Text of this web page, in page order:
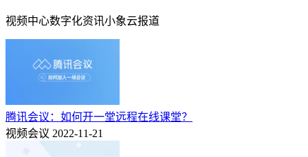
视频中心数字化资讯小象云报道
腾讯会议：如何开一堂远程在线课堂？
视频会议 2022-11-21